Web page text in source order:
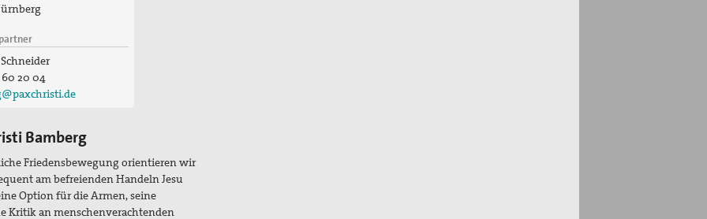
60 20 04
Bamberg
Friedensbewegung orientieren wir
am befreienden Handeln Jesu
Option für die Armen, seine
Kritik an menschenverachtenden